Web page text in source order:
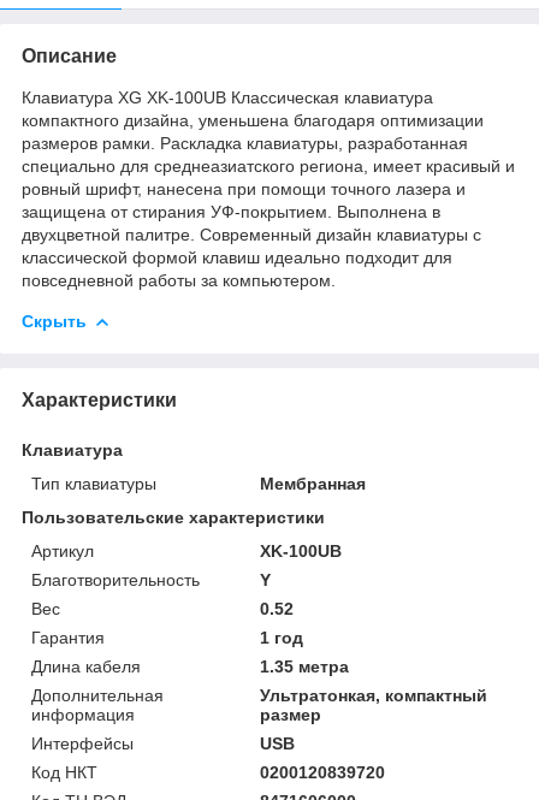
Описание
Клавиатура XG XK-100UB Классическая клавиатура
компактного дизайна, уменьшена благодаря оптимизации
размеров рамки. Раскладка клавиатуры, разработанная
специально для среднеазиатского региона, имеет красивый и
ровный шрифт, нанесена при помощи точного лазера и
защищена от стирания УФ-покрытием. Выполнена в
двухцветной палитре. Современный дизайн клавиатуры с
классической формой клавиш идеально подходит для
повседневной работы за компьютером.
Скрыть
Характеристики
Клавиатура
Тип клавиатуры
Мембранная
Пользовательские характеристики
Артикул
XK-100UB
Благотворительность
Y
Вес
0.52
Гарантия
1 год
Длина кабеля
1.35 метра
Дополнительная
информация
Ультратонкая, компактный
размер
Интерфейсы
USB
Код НКТ
0200120839720